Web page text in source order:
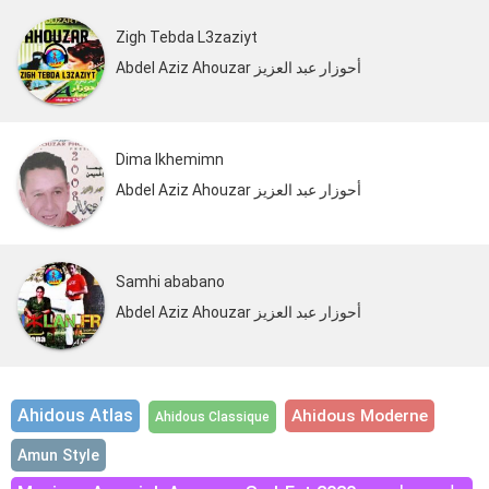
Zigh Tebda L3zaziyt
Abdel Aziz Ahouzar أحوزار عبد العزيز
Dima Ikhemimn
Abdel Aziz Ahouzar أحوزار عبد العزيز
Samhi ababano
Abdel Aziz Ahouzar أحوزار عبد العزيز
Ahidous Atlas Ahidous Classique Ahidous Moderne
Amun Style